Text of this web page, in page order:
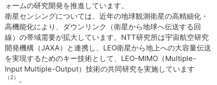
ォームの研究開発を推進しています。
衛星センシングについては、近年の地球観測衛星の高精細化・
高機能化により、ダウンリンク（衛星から地球へ伝送する回
線）の帯域需要が拡大しています。NTT研究所は宇宙航空研究
開発機構（JAXA）と連携し、LEO衛星から地上への大容量伝送
を実現するためのキー技術として、LEO-MIMO（Multiple-
Input Multiple-Output）技術の共同研究を実施しています
（2） 。